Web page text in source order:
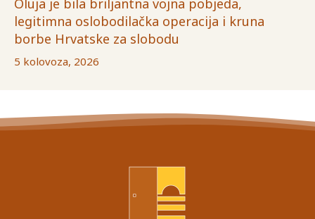
Oluja je bila briljantna vojna pobjeda,
legitimna oslobodilačka operacija i kruna
borbe Hrvatske za slobodu
5 kolovoza, 2026